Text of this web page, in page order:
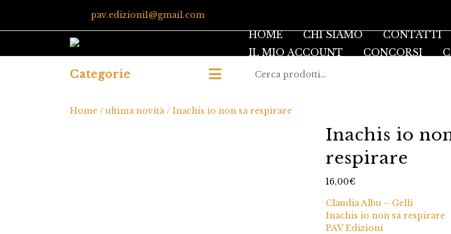
pav.edizioni1@gmail.com
HOME CHI SIAMO CONTATTI
IL MIO ACCOUNT
CONCORSI
Categorie
Home / ultima novità/ Inachis io non sa respirare
Inachis io
respirare
16,00€
Claudia Albu – Gelli
Inachis io non sa respirare
PAV Edizioni